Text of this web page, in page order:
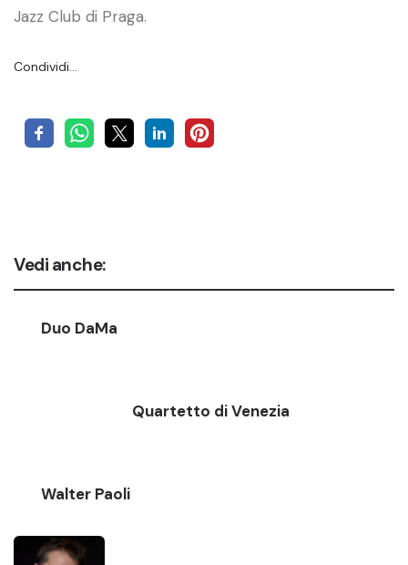
Jazz Club di Praga.
Condividi…
Vedi anche:
Duo DaMa
Quartetto di Venezia
Walter Paoli